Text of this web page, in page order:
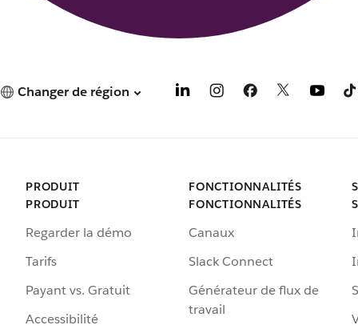
Changer de région
PRODUIT
PRODUIT
Regarder la démo
Tarifs
Payant vs. Gratuit
Accessibilité
FONCTIONNALITÉS
FONCTIONNALITÉS
Canaux
Slack Connect
Générateur de flux de
travail